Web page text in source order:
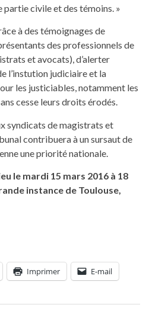
partie civile et des témoins. »
à des témoignages de
des professionnels de
et avocats), d’alerter
l’instution judiciaire et la
les justiciables, notamment les
cesse leurs droits érodés.
syndicats de magistrats et
contribuera à un sursaut de
une priorité nationale.
le mardi 15 mars 2016 à 18
instance de Toulouse,
Imprimer E-mail